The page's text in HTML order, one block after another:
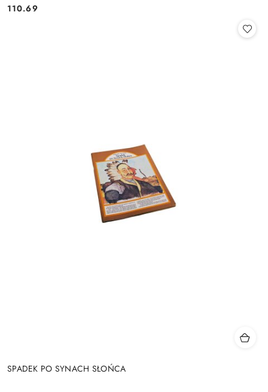
Cena:
110.69
SPADEK PO SYNACH SŁOŃCA